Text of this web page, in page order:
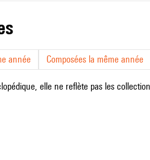
année Composées la même année
elle ne reflète pas les